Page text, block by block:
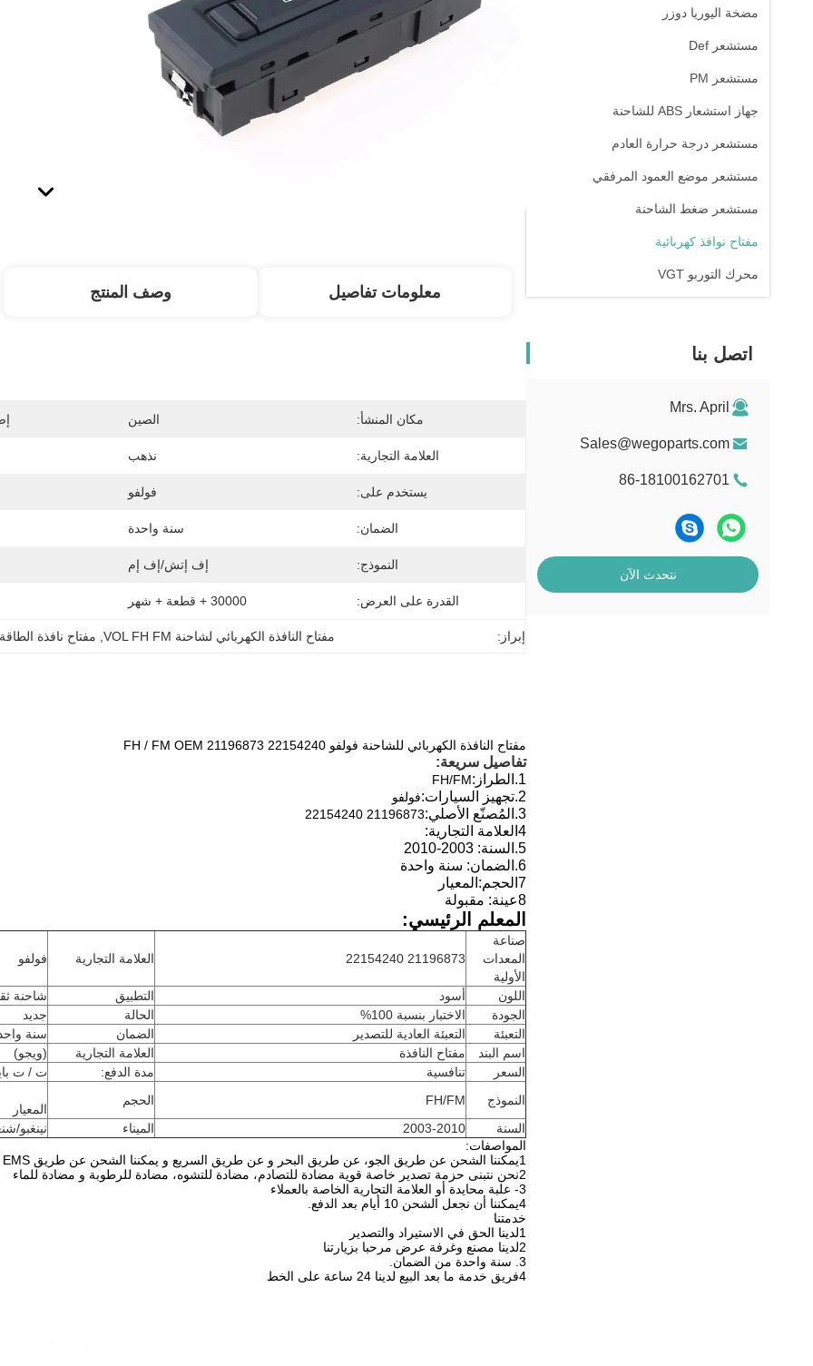
مضخة اليوريا دوزر
مستشعر Def
مستشعر PM
جهاز استشعار ABS للشاحنة
مستشعر درجة حرارة العادم
مستشعر موضع العمود المرفقي
مستشعر ضغط الشاحنة
مفتاح نوافذ كهربائية
محرك التوربو VGT
اتصل بنا
Mrs. April
Sales@wegoparts.com
86-18100162701
نتحدث الآن
معلومات تفاصيل وصف المنتج
مكان المنشأ: الصين
العلامة التجارية: نذهب
يستخدم على: فولفو
الضمان: سنة واحدة
النموذج: إف إتش/إف إم
القدرة على العرض: 30000 + قطعة + شهر
إبراز: مفتاح النافذة الكهربائي لشاحنة VOL FH FM مفتاح نافذة الطاقة 21196873
مفتاح النافذة الكهربائي للشاحنة فولفو FH / FM OEM 21196873 22154240
تفاصيل سريعة:
1. الطراز:FH/FM
2. تجهيز السيارات:فولفو
3. المُصنّع الأصلي:21196873 22154240
4العلامة التجارية:
5. السنة: 2003-2010
6. الضمان: سنة واحدة
7الحجم:
المعيار
8عينة: مقبولة
المعلم الرئيسي:
صناعة
المعدات
الأولية
21196873 22154240 العلامة التجارية فولفو
اللون أسود التطبيق
شاحنة
الجودة
الاختبار بنسبة 100% الحالة
جديد
التعبئة
التعبئة العادية للتصدير الضمان
سنة
اسم البند
مفتاح النافذة العلامة التجارية
(ويجو)
السعر
تنافسية مدة الدفع:
ت / ت
النموذج
FH/FM الحجم
المعيار
السنة
2003-2010 الميناء
نينغبو/
المواصفات:
1يمكننا الشحن عن طريق الجو، عن طريق البحر و عن طريق السريع و يمكننا الشحن عن طريق EMS و DHL و TNT و UPS
2نحن نتبنى حزمة تصدير خاصة قوية مضادة للتصادم، مضادة للتشوه، مضادة للرطوبة و مضادة للماء
3- علبة محايدة أو العلامة التجارية الخاصة بالعملاء
4يمكننا أن نجعل الشحن 10 أيام بعد الدفع.
خدمتنا
1لدينا الحق في الاستيراد والتصدير
2لدينا مصنع وغرفة عرض مرحبا بزيارتنا
3. سنة واحدة من الضمان.
4فريق خدمة ما بعد البيع لدينا 24 ساعة على الخط